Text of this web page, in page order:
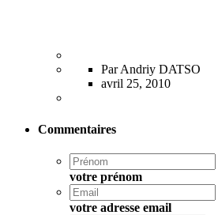
Par Andriy DATSO
avril 25, 2010
Commentaires
votre prénom
votre adresse email